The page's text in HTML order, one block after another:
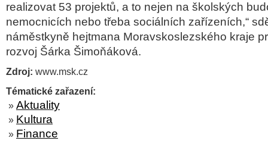
realizovat 53 projektů, a to nejen na školských
nemocnicích nebo třeba sociálních zařízeních,“
náměstkyně hejtmana Moravskoslezského kraje
rozvoj Šárka Šimoňáková.
Zdroj: www.msk.cz
Tématické zařazení:
» Aktuality
» Kultura
» Finance